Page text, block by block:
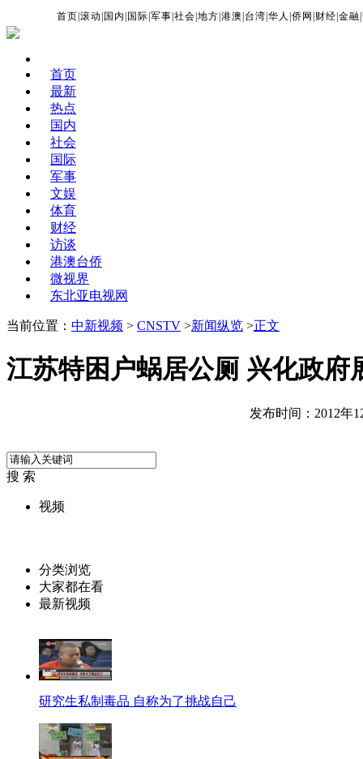
首页 |滚动 国内 国际 |军事 |社会 |地方 |港澳 台湾 |华人 |侨网 财经 |金融 |
首页
最新
热点
国内
社会
国际
军事
文娱
体育
财经
访谈
港澳台侨
微视界
东北亚电视网
当前位置： 中新视频 > CNSTV >新闻纵览 >正文
江苏特困户蜗居公厕 兴化政府
发布时间：2012年
搜 索
视频
分类浏览
大家都在看
最新视频
研究生私制毒品 自称为了挑战自己